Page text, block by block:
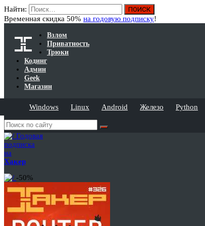
Найти:
Временная скидка 50% на годовую подписку!
Взлом
Приватность
Трюки
Кодинг
Админ
Geek
Магазин
Windows Linux Android Железо Python
Годовая
подписка
на
Хакер
-50%